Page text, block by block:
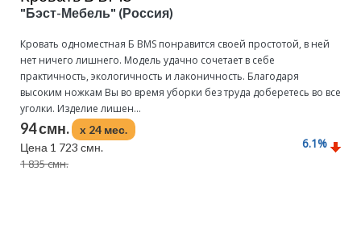
"Бэст-Мебель" (Россия)
Кровать одноместная Б BMS понравится своей простотой, в ней
нет ничего лишнего. Модель удачно сочетает в себе
практичность, экологичность и лаконичность. Благодаря
высоким ножкам Вы во время уборки без труда доберетесь во все
уголки. Изделие лишен...
94 смн.
x 24 мес.
Цена 1 723 смн.
1 835 смн.
6.1%